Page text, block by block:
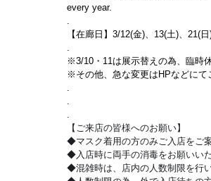
every year.
【在廊日】3/12(金)、13(土)、21(日
※3/10・11は展示替えの為、臨時
※その他、急な変更はHPなどにて
【ご来店の皆様へのお願い】
◆マスク着用の方のみご入店をご
◆入店時に両手の消毒をお願いい
◆混雑時は、店内の人数制限を行